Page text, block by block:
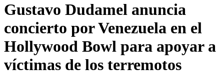
Gustavo Dudamel anuncia
concierto por Venezuela en el
Hollywood Bowl para apoyar a
víctimas de los terremotos